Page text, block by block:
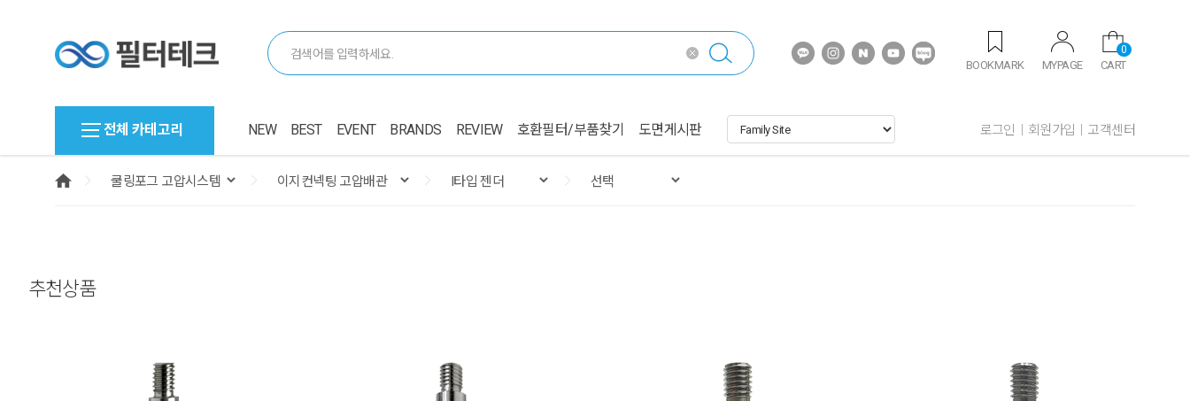
BOOKMARK MYPAGE CART
0
전체 카테고리 NEW BEST EVENT BRANDS REVIEW 호환필터/부품찾기 도면게시판 로그인 회원가입 고객센터
추천상품